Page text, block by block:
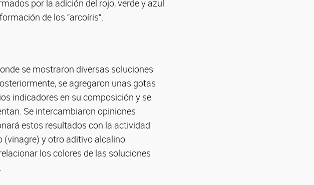
por la adición del rojo, verde y azul
de los “arcoíris”.
se mostraron diversas soluciones
se agregaron unas gotas
indicadores en su composición y se
Se intercambiaron opiniones
estos resultados con la actividad
(vinagre) y otro aditivo alcalino
los colores de las soluciones